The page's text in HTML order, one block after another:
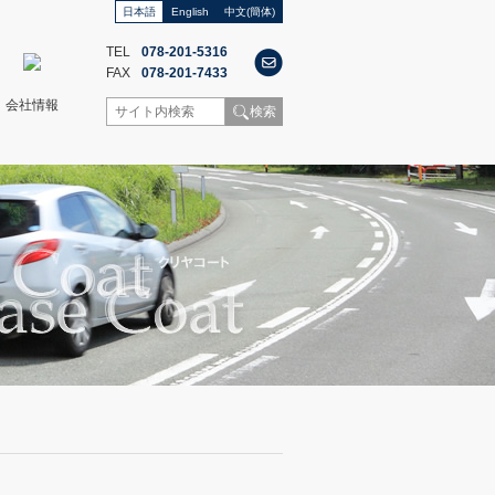
会社情報
TEL
078-201-5316
FAX
078-201-7433
検索
日本語 English 中文(簡体)